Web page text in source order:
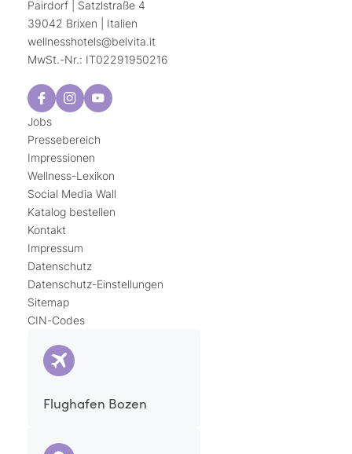
Pairdorf | Satzlstraße 4
39042 Brixen | Italien
wellnesshotels@belvita.it
MwSt.-Nr.: IT02291950216
Jobs
Pressebereich
Impressionen
Wellness-Lexikon
Social Media Wall
Katalog bestellen
Kontakt
Impressum
Datenschutz
Datenschutz-Einstellungen
Sitemap
CIN-Codes
Flughafen Bozen